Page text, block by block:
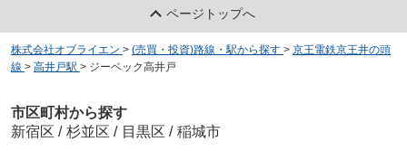
ページトップへ
株式会社オブライエン > (売買・投資)路線・駅から探す > 京王電鉄京王井の頭
線 > 高井戸駅 > ジーベック高井戸
市区町村から探す
新宿区 / 杉並区 / 目黒区 / 稲城市